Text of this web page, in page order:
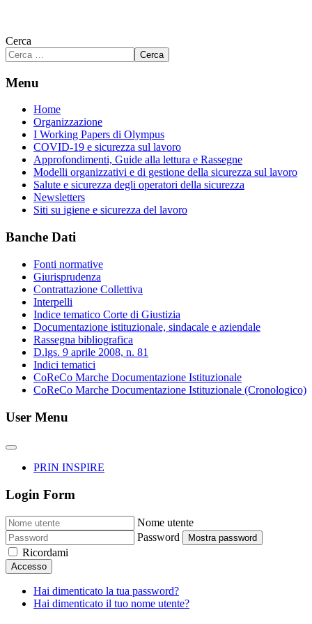
Cerca
Cerca
Menu
Home
Organizzazione
I Working Papers di Olympus
COVID-19 e sicurezza sul lavoro
Approfondimenti, Guide alla lettura e Rassegne
Modelli organizzativi e di gestione della sicurezza sul lavoro
Salute e sicurezza degli operatori della sicurezza
Newsletters
Siti su igiene e sicurezza del lavoro
Banche Dati
Fonti normative
Giurisprudenza
Contrattazione Collettiva
Interpelli
Indice tematico Corte di Giustizia
Documentazione istituzionale, sindacale e aziendale
Rassegna bibliografica
D.lgs. 9 aprile 2008, n. 81
Indici tematici
CoReCo Marche Documentazione Istituzionale
CoReCo Marche Documentazione Istituzionale (Cronologico)
User Menu
PRIN INSPIRE
Login Form
Nome utente
Password
Mostra password
Ricordami
Accesso
Hai dimenticato la tua password?
Hai dimenticato il tuo nome utente?